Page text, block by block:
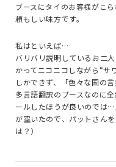
ブースにタイのお客様がこ
頼もしい味方です。
私はといえば…
バリバリ説明しているお二
かってニコニコしながら“サ
しかできず、「色々な国の
多言語翻訳のブースなのに
ールしたほうが良いのでは
が空いたので、パットさん
は？）